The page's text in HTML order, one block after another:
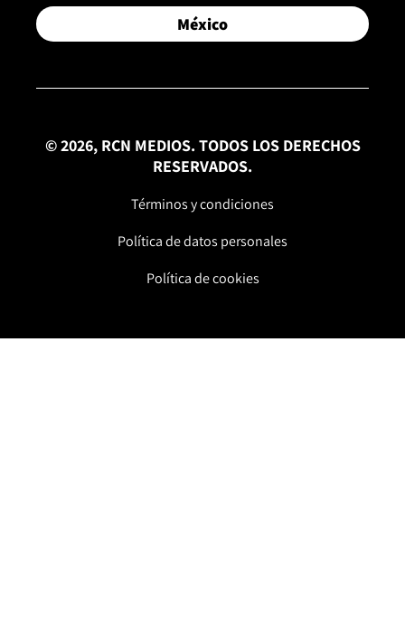
México
© 2026, RCN MEDIOS. TODOS LOS DERECHOS
RESERVADOS.
Términos y condiciones
Política de datos personales
Política de cookies